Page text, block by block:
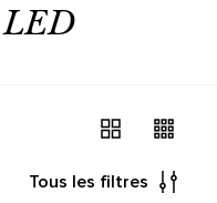
Tous les filtres